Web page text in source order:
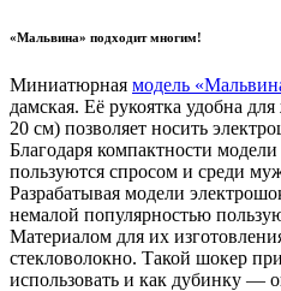
«Мальвина» подходит многим!
Миниатюрная модель
дамская. Её рукоятка удобна
20 см) позволяет носить
Благодаря компактности
пользуются спросом и среди
Разрабатывая модели
немалой популярностью
Материалом для их
стекловолокно. Такой шокер
использовать и как дубинку —